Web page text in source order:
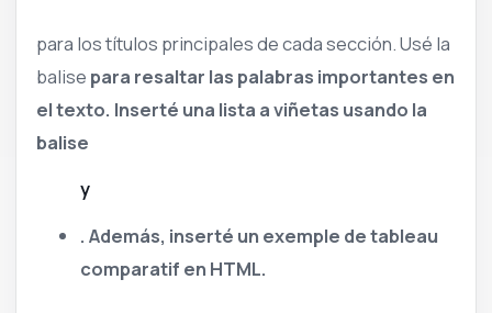
para los títulos principales de cada sección. Usé la
balise para resaltar las palabras importantes en
el texto. Inserté una lista a viñetas usando la
balise
y
. Además, inserté un exemple de tableau
comparatif en HTML.